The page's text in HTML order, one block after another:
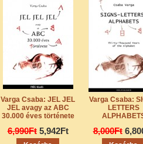
Varga Csaba: JEL JEL
JEL avagy az ABC
30.000 éves története
6,990Ft 5,942Ft
Varga Csaba:
LETTERS
8,000Ft